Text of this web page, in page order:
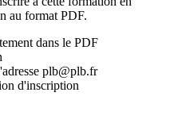
au format PDF.
dans le PDF
plb@plb.fr
d'inscription